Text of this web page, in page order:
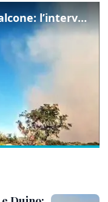
Incendio tra Duino e Monfalcone: l’intervento dei vigili del fuoco